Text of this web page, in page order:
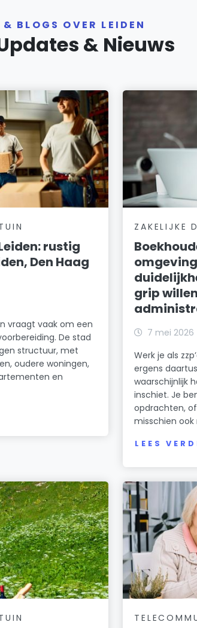
BLOGS OVER LEIDEN
& Nieuws
rustig
Den Haag
vraagt vaak om een
De stad
structuur, met
oudere woningen,
en
ZAKELIJKE
grip
7 mei 2026
Werk je als
ergens
waarschijnlijk
inschiet. Je
opdrachten,
misschien
LEES